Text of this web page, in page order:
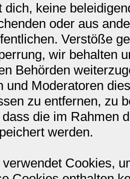
dich, keine
oder aus
Verstöße
wir behalten
Behörden
und Moderatoren
zu entfernen, zu
die im Rahmen
werden.
Cookies,